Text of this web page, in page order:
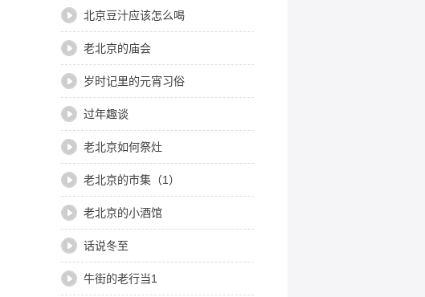
北京豆汁应该怎么喝
老北京的庙会
岁时记里的元宵习俗
过年趣谈
老北京如何祭灶
老北京的市集（1）
老北京的小酒馆
话说冬至
牛街的老行当1